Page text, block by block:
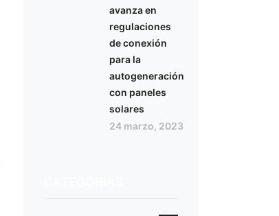
avanza en
regulaciones
de conexión
para la
autogeneración
con paneles
solares
24 marzo, 2023